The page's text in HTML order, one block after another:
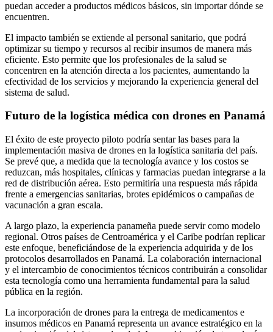
puedan acceder a productos médicos básicos, sin importar dónde se
encuentren.
El impacto también se extiende al personal sanitario, que podrá
optimizar su tiempo y recursos al recibir insumos de manera más
eficiente. Esto permite que los profesionales de la salud se
concentren en la atención directa a los pacientes, aumentando la
efectividad de los servicios y mejorando la experiencia general del
sistema de salud.
Futuro de la logística médica con drones en Panamá
El éxito de este proyecto piloto podría sentar las bases para la
implementación masiva de drones en la logística sanitaria del país.
Se prevé que, a medida que la tecnología avance y los costos se
reduzcan, más hospitales, clínicas y farmacias puedan integrarse a la
red de distribución aérea. Esto permitiría una respuesta más rápida
frente a emergencias sanitarias, brotes epidémicos o campañas de
vacunación a gran escala.
A largo plazo, la experiencia panameña puede servir como modelo
regional. Otros países de Centroamérica y el Caribe podrían replicar
este enfoque, beneficiándose de la experiencia adquirida y de los
protocolos desarrollados en Panamá. La colaboración internacional
y el intercambio de conocimientos técnicos contribuirán a consolidar
esta tecnología como una herramienta fundamental para la salud
pública en la región.
La incorporación de drones para la entrega de medicamentos e
insumos médicos en Panamá representa un avance estratégico en la